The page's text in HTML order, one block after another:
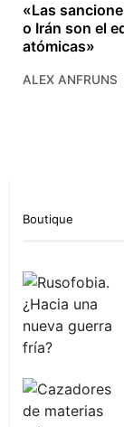
«Las
o Irán son el
atómicas»
ALEX ANFRUNS
Boutique